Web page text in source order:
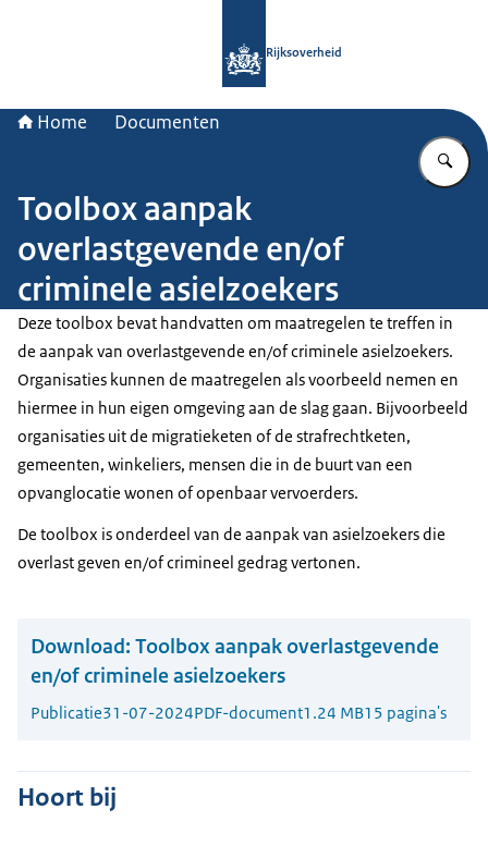
Rijksoverheid
Home Documenten
Toolbox aanpak
overlastgevende en/of
criminele asielzoekers
Deze toolbox bevat handvatten om maatregelen te treffen in
de aanpak van overlastgevende en/of criminele asielzoekers.
Organisaties kunnen de maatregelen als voorbeeld nemen en
hiermee in hun eigen omgeving aan de slag gaan. Bijvoorbeeld
organisaties uit de migratieketen of de strafrechtketen,
gemeenten, winkeliers, mensen die in de buurt van een
opvanglocatie wonen of openbaar vervoerders.
De toolbox is onderdeel van de aanpak van asielzoekers die
overlast geven en/of crimineel gedrag vertonen.
Download: Toolbox aanpak overlastgevende
en/of criminele asielzoekers
Publicatie31-07-2024PDF-document1.24 MB15 pagina's
Hoort bij